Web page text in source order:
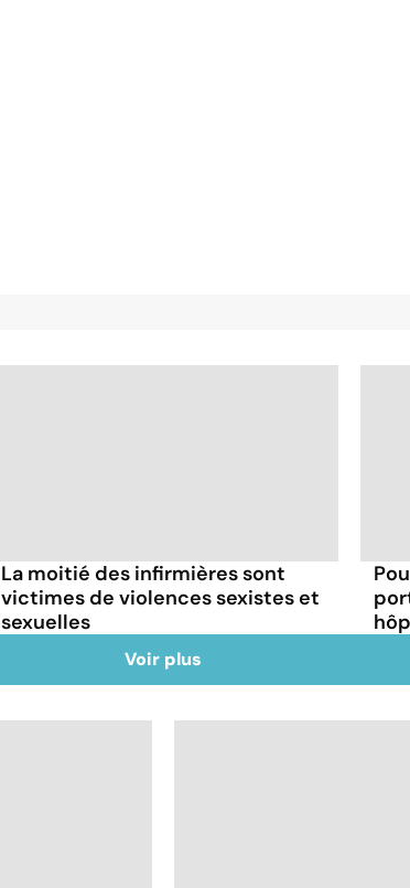
La moitié des infirmières sont
victimes de violences sexistes et
sexuelles
Voir plus